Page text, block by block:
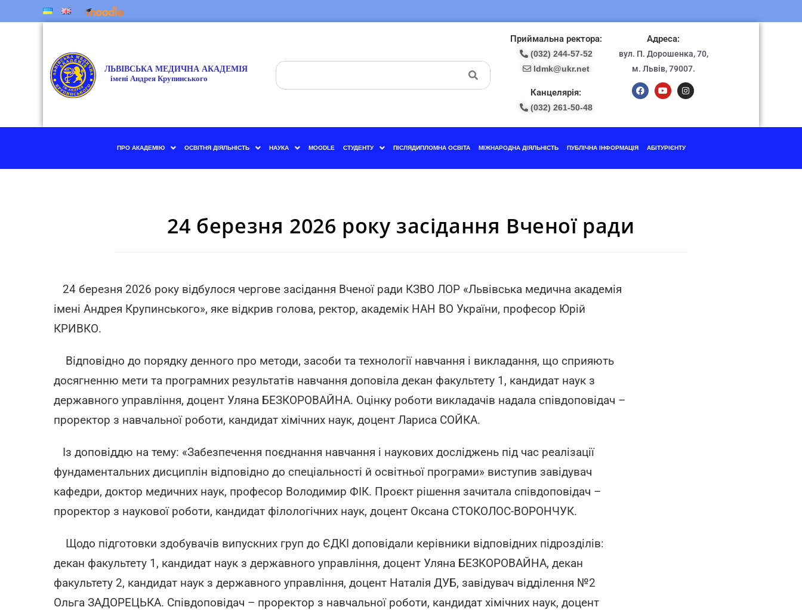
Приймальна ректора:
(032) 244-57-52
ldmk@ukr.net
Канцелярія:
(032) 261-50-48
Адреса:
вул. П. Дорошенка, 70,
м. Львів, 79007.
ПРО АКАДЕМІЮ ОСВІТНЯ ДІЯЛЬНІСТЬ НАУКА MOODLE СТУДЕНТУ ПІСЛЯДИПЛОМНА ОСВІТА МІЖНАРОДНА ДІЯЛЬНІСТЬ ПУБЛІЧНА ІНФОРМАЦІЯ АБІТУРІЄНТУ
24 березня 2026 року засідання Вченої ради
24 березня 2026 року відбулося чергове засідання Вченої ради КЗВО ЛОР «Львівська медична академія
імені Андрея Крупинського», яке відкрив голова, ректор, академік НАН ВО України, професор Юрій
КРИВКО.
Відповідно до порядку денного про методи, засоби та технології навчання і викладання, що сприяють
досягненню мети та програмних результатів навчання доповіла декан факультету 1, кандидат наук з
державного управління, доцент Уляна БЕЗКОРОВАЙНА. Оцінку роботи викладачів надала співдоповідач –
проректор з навчальної роботи, кандидат хімічних наук, доцент Лариса СОЙКА.
Із доповіддю на тему: «Забезпечення поєднання навчання і наукових досліджень під час реалізації
фундаментальних дисциплін відповідно до спеціальності й освітньої програми» виступив завідувач
кафедри, доктор медичних наук, професор Володимир ФІК. Проєкт рішення зачитала співдоповідач –
проректор з наукової роботи, кандидат філологічних наук, доцент Оксана СТОКОЛОС-ВОРОНЧУК.
Щодо підготовки здобувачів випускних груп до ЄДКІ доповідали керівники відповідних підрозділів:
декан факультету 1, кандидат наук з державного управління, доцент Уляна БЕЗКОРОВАЙНА, декан
факультету 2, кандидат наук з державного управління, доцент Наталія ДУБ, завідувач відділення №2
Ольга ЗАДОРЕЦЬКА. Співдоповідач – проректор з навчальної роботи, кандидат хімічних наук, доцент